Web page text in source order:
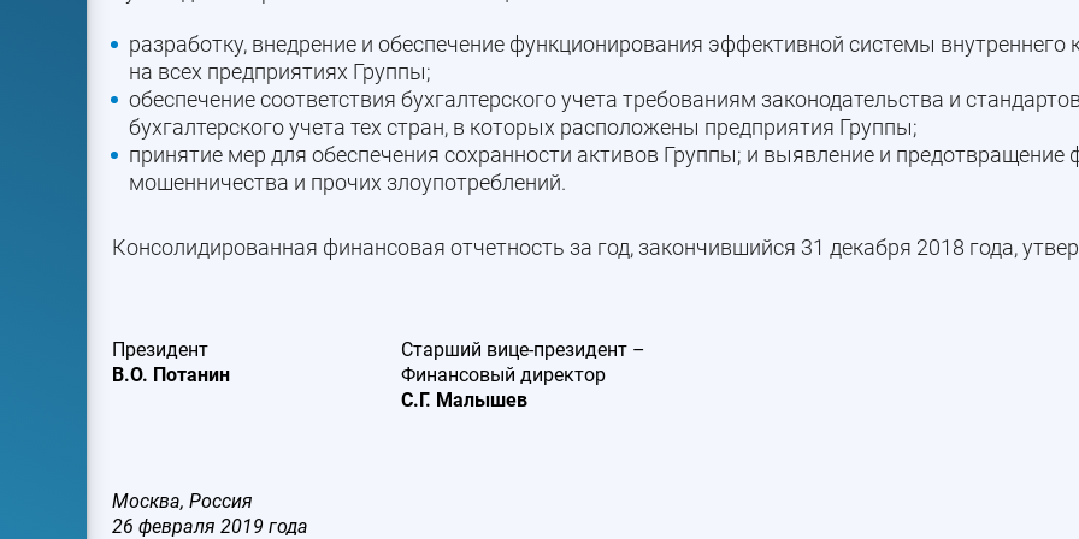
разработку, внедрение и обеспечение функционирования эффективной системы внутреннего
на всех предприятиях Группы;
обеспечение соответствия бухгалтерского учета требованиям законодательства и стандартов
бухгалтерского учета тех стран, в которых расположены предприятия Группы;
принятие мер для обеспечения сохранности активов Группы; и выявление и предотвращение
мошенничества и прочих злоупотреблений.
Консолидированная финансовая отчетность за год, закончившийся 31 декабря 2018 года,
Президент
В.О. Потанин
Старший вице-президент –
Финансовый директор
С.Г. Малышев
Москва, Россия
26 февраля 2019 года